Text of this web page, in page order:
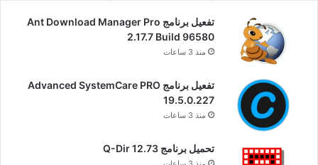
تفعيل برنامج Ant Download Manager Pro
2.17.7 Build 96580
منذ 3 ساعات
تفعيل برنامج Advanced SystemCare PRO
19.5.0.227
منذ 3 ساعات
تحميل برنامج Q-Dir 12.73